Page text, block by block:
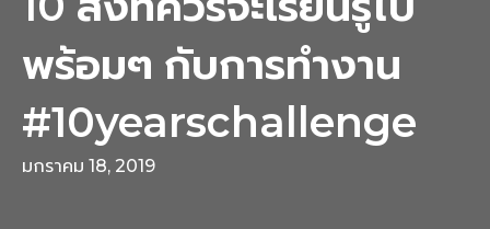
พร้อมๆ กับการทำงาน
#10yearschallenge
มกราคม 18, 2019